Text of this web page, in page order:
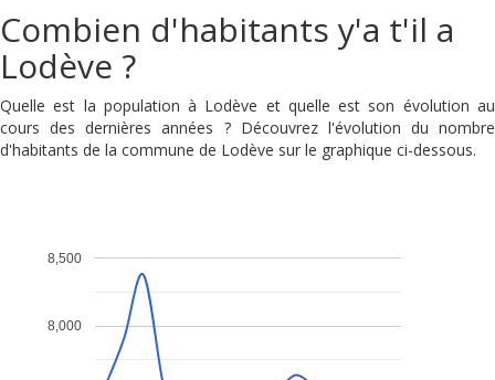
Combien d'habitants y'a t'il a
Lodève ?
Quelle est la population à Lodève et quelle est son évolution au
cours des dernières années ? Découvrez l'évolution du nombre
d'habitants de la commune de Lodève sur le graphique ci-dessous.
8,000
8,500